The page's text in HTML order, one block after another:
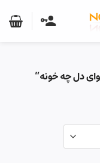
دل چه خونه”